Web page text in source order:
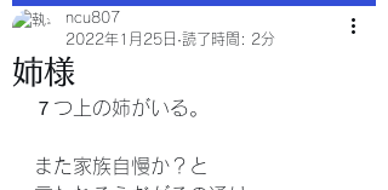
姉様
ncu807
2022年1月25日 読了時間: 2分
７つ上の姉がいる。
また家族自慢か？と